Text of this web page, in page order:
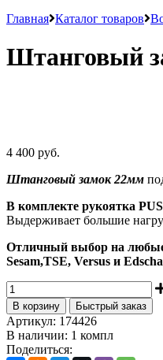
Главная Каталог товаров
Штанговый
4 400 руб.
Штанговый замок 22мм
В комплекте рукоятка
Выдерживает большие
Отличный выбор на
Sesam,TSE, Versus и
В корзину Быстрый заказ
Артикул: 174426
В наличии: 1 компл
Поделиться: